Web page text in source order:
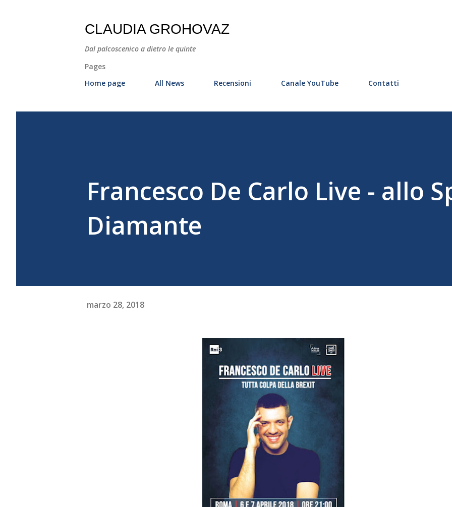
CLAUDIA GROHOVAZ
Dal palcoscenico a dietro le quinte
Pages
Home page
All News Recensioni Canale YouTube Contatti
Francesco De Carlo Live - allo
Diamante
marzo 28, 2018